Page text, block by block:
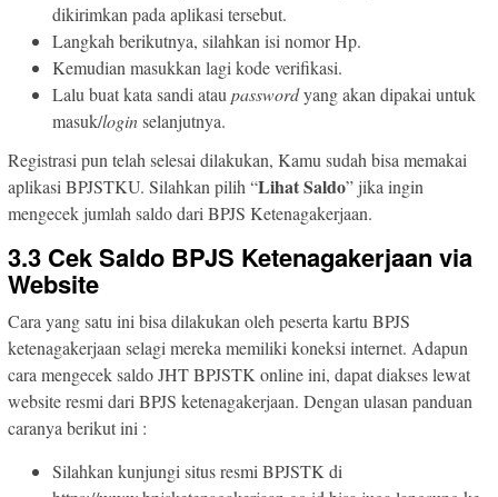
dikirimkan pada aplikasi tersebut.
Langkah berikutnya, silahkan isi nomor Hp.
Kemudian masukkan lagi kode verifikasi.
Lalu buat kata sandi atau passwordyang akan dipakai untuk
masuk/loginselanjutnya.
Registrasi pun telah selesai dilakukan, Kamu sudah bisa memakai
aplikasi BPJSTKU. Silahkan pilih “Lihat Saldo” jika ingin
mengecek jumlah saldo dari BPJS Ketenagakerjaan.
3.3 Cek Saldo BPJS Ketenagakerjaan via
Website
Cara yang satu ini bisa dilakukan oleh peserta kartu BPJS
ketenagakerjaan selagi mereka memiliki koneksi internet. Adapun
cara mengecek saldo JHT BPJSTK online ini, dapat diakses lewat
website resmi dari BPJS ketenagakerjaan. Dengan ulasan panduan
caranya berikut ini :
Silahkan kunjungi situs resmi BPJSTK di